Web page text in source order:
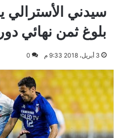
سيدني الأسترالي
بلوغ ثمن نهائي
3 أبريل، 2018 9:33 م 0